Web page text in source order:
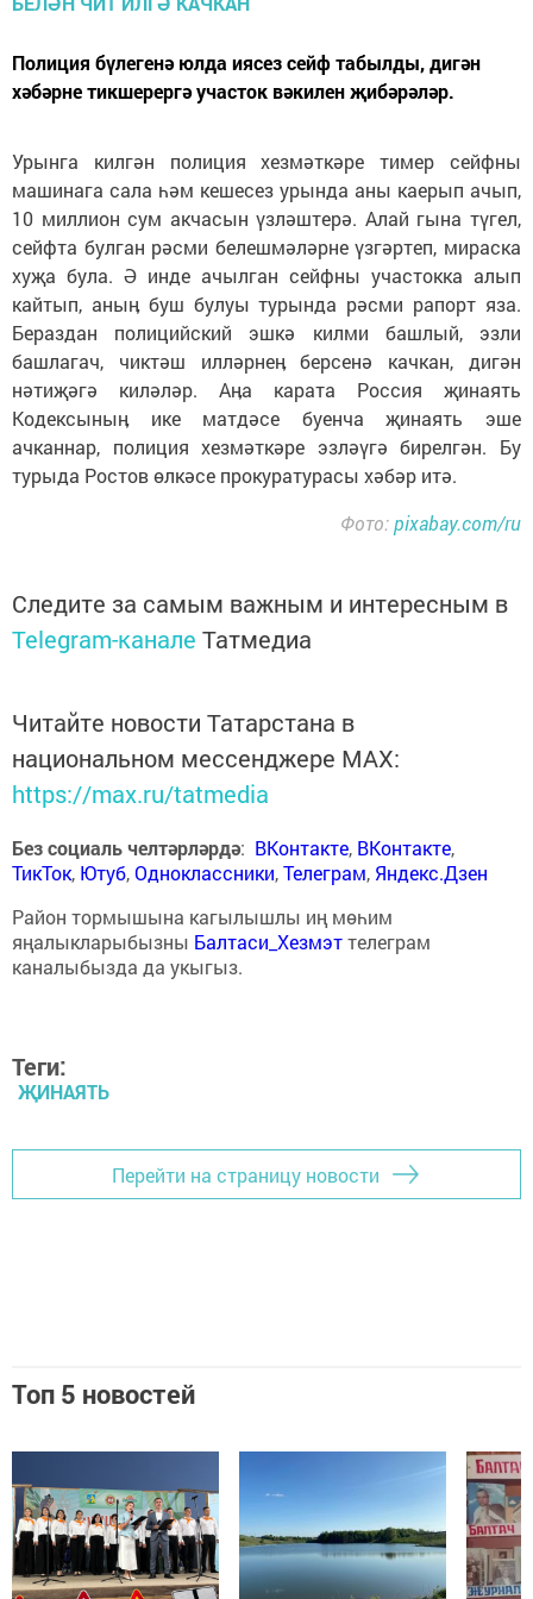
Полиция бүлегенә юлда иясез сейф табылды, дигән
хәбәрне тикшерергә участок вәкилен җибәрәләр.
Урынга килгән полиция хезмәткәре тимер сейфны
машинага сала һәм кешесез урында аны каерып ачып,
10 миллион сум акчасын үзләштерә. Алай гына түгел,
сейфта булган рәсми белешмәләрне үзгәртеп, мираска
хуҗа була. Ә инде ачылган сейфны участокка алып
кайтып, аныӊ буш булуы турында рәсми рапорт яза.
Бераздан полицийский эшкә килми башлый, эзли
башлагач, чиктәш илләрнеӊ берсенә качкан, дигән
нәтиҗәгә киләләр. Аӊа карата Россия җинаять
Кодексыныӊ ике матдәсе буенча җинаять эше
ачканнар, полиция хезмәткәре эзләүгә бирелгән. Бу
турыда Ростов өлкәсе прокуратурасы хәбәр итә.
Фото:pixabay.com/ru
Следите за самым важным и интересным в
Telegram-канале Татмедиа
Читайте новости Татарстана в
национальном мессенджере MАХ:
https://max.ru/tatmedia
Без социаль челтәрләрдә: ВКонтакте, ВКонтакте,
ТикТок, Ютуб,Одноклассники,Телеграм, Яндекс.Дзен
Район тормышына кагылышлы иң мөһим
яңалыкларыбызны Балтаси_Хезмэттелеграм
каналыбызда да укыгыз.
Теги:
ҖИНАЯТЬ
Перейти на страницу новости
Топ 5 новостей